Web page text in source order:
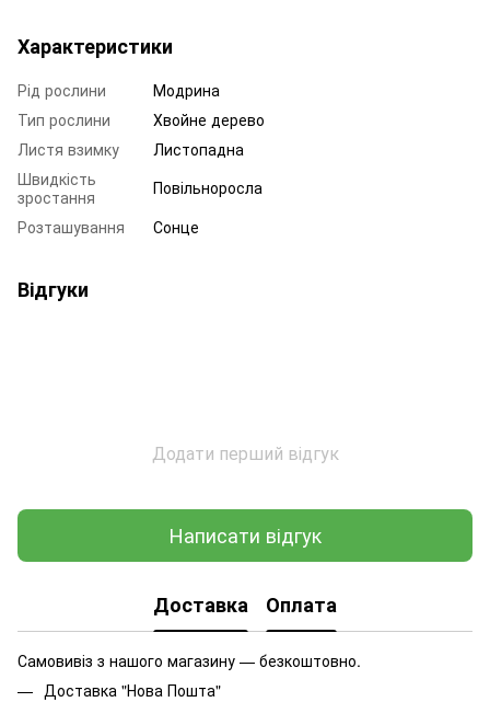
Характеристики
Рід рослини
Модрина
Тип рослини
Хвойне дерево
Листя взимку
Листопадна
Швидкість
зростання
Повільноросла
Розташування
Сонце
Відгуки
Додати перший відгук
Написати відгук
Доставка Оплата
Самовивіз з нашого магазину — безкоштовно.
Доставка "Нова Пошта"